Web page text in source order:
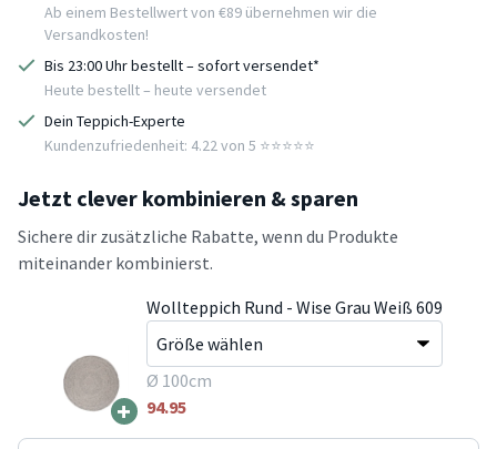
Ab einem Bestellwert von €89 übernehmen wir die
Versandkosten!
Bis 23:00 Uhr bestellt – sofort versendet*
Heute bestellt – heute versendet
Dein Teppich-Experte
Kundenzufriedenheit: 4.22 von 5 ⭐️⭐️⭐️⭐️⭐️
Jetzt clever kombinieren & sparen
Sichere dir zusätzliche Rabatte, wenn du Produkte
miteinander kombinierst.
+
Wollteppich Rund - Wise Grau Weiß 609
Ø 100cm
94.95